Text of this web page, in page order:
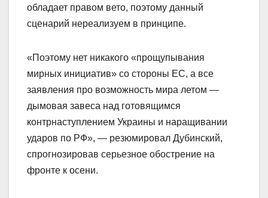
обладает правом вето, поэтому данный
сценарий нереализуем в принципе.
«Поэтому нет никакого «прощупывания
мирных инициатив» со стороны ЕС, а все
заявления про возможность мира летом —
дымовая завеса над готовящимся
контрнаступлением Украины и наращивании
ударов по РФ», — резюмировал Дубинский,
спрогнозировав серьезное обострение на
фронте к осени.